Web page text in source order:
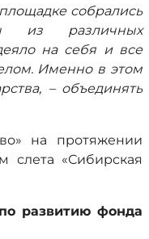
собрались
из различных
на себя и все
Именно в этом
– объединять
на протяжении
слета «Сибирская
развитию фонда